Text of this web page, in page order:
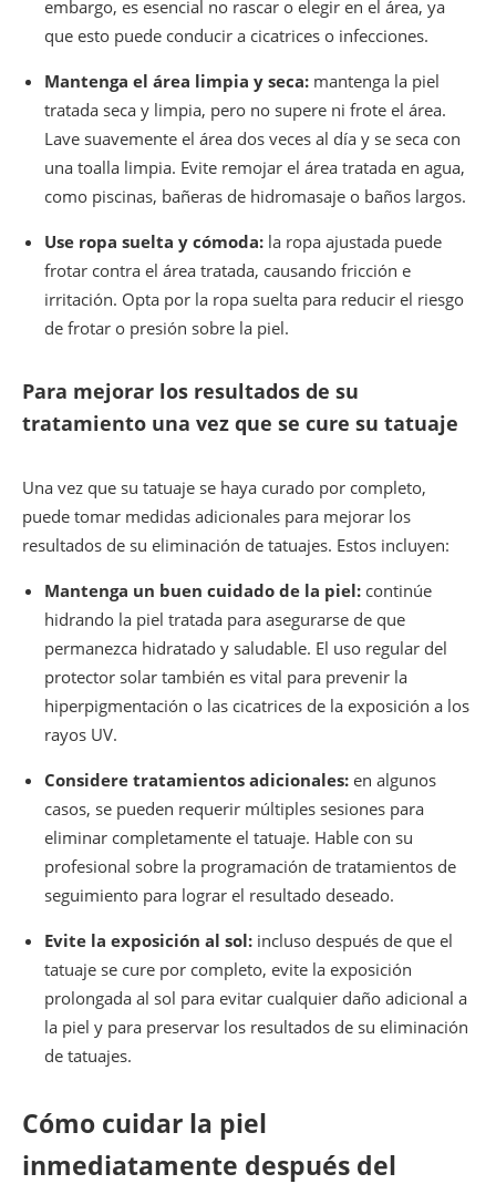
embargo, es esencial no rascar o elegir en el área, ya
que esto puede conducir a cicatrices o infecciones.
Mantenga el área limpia y seca: mantenga la piel
tratada seca y limpia, pero no supere ni frote el área.
Lave suavemente el área dos veces al día y se seca con
una toalla limpia. Evite remojar el área tratada en agua,
como piscinas, bañeras de hidromasaje o baños largos.
Use ropa suelta y cómoda: la ropa ajustada puede
frotar contra el área tratada, causando fricción e
irritación. Opta por la ropa suelta para reducir el riesgo
de frotar o presión sobre la piel.
Para mejorar los resultados de su
tratamiento una vez que se cure su tatuaje
Una vez que su tatuaje se haya curado por completo,
puede tomar medidas adicionales para mejorar los
resultados de su eliminación de tatuajes. Estos incluyen:
Mantenga un buen cuidado de la piel: continúe
hidrando la piel tratada para asegurarse de que
permanezca hidratado y saludable. El uso regular del
protector solar también es vital para prevenir la
hiperpigmentación o las cicatrices de la exposición a los
rayos UV.
Considere tratamientos adicionales: en algunos
casos, se pueden requerir múltiples sesiones para
eliminar completamente el tatuaje. Hable con su
profesional sobre la programación de tratamientos de
seguimiento para lograr el resultado deseado.
Evite la exposición al sol: incluso después de que el
tatuaje se cure por completo, evite la exposición
prolongada al sol para evitar cualquier daño adicional a
la piel y para preservar los resultados de su eliminación
de tatuajes.
Cómo cuidar la piel
inmediatamente después del